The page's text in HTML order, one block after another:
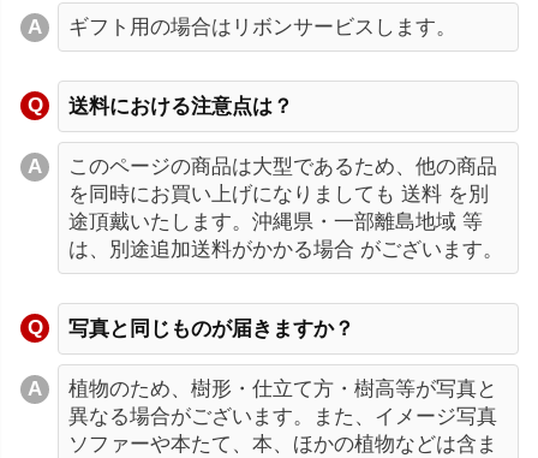
ギフト用の場合はリボンサービスします。
送料における注意点は？
このページの商品は大型であるため、他の商品
を同時にお買い上げになりましても 送料 を別
途頂戴いたします。沖縄県・一部離島地域 等
は、別途追加送料がかかる場合 がございます。
写真と同じものが届きますか？
植物のため、樹形・仕立て方・樹高等が写真と
異なる場合がございます。また、イメージ写真
ソファーや本たて、本、ほかの植物などは含ま